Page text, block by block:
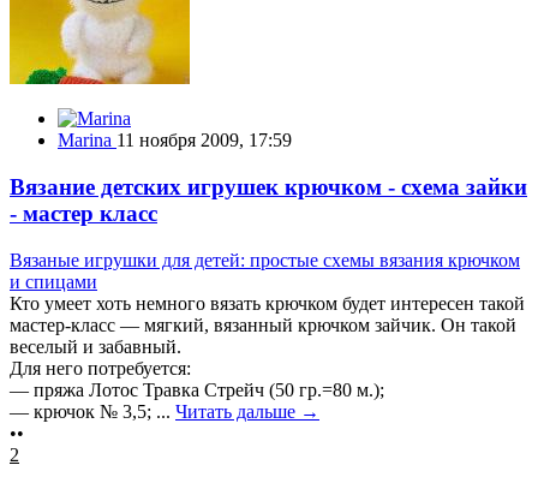
Marina 11 ноября 2009, 17:59
Вязание детских игрушек крючком - схема зайки
- мастер класс
Вязаные игрушки для детей: простые схемы вязания крючком
и спицами
Кто умеет хоть немного вязать крючком будет интересен такой
мастер-класс — мягкий, вязанный крючком зайчик. Он такой
веселый и забавный.
Для него потребуется:
— пряжа Лотос Травка Стрейч (50 гр.=80 м.);
— крючок № 3,5; ... Читать дальше →
••
2